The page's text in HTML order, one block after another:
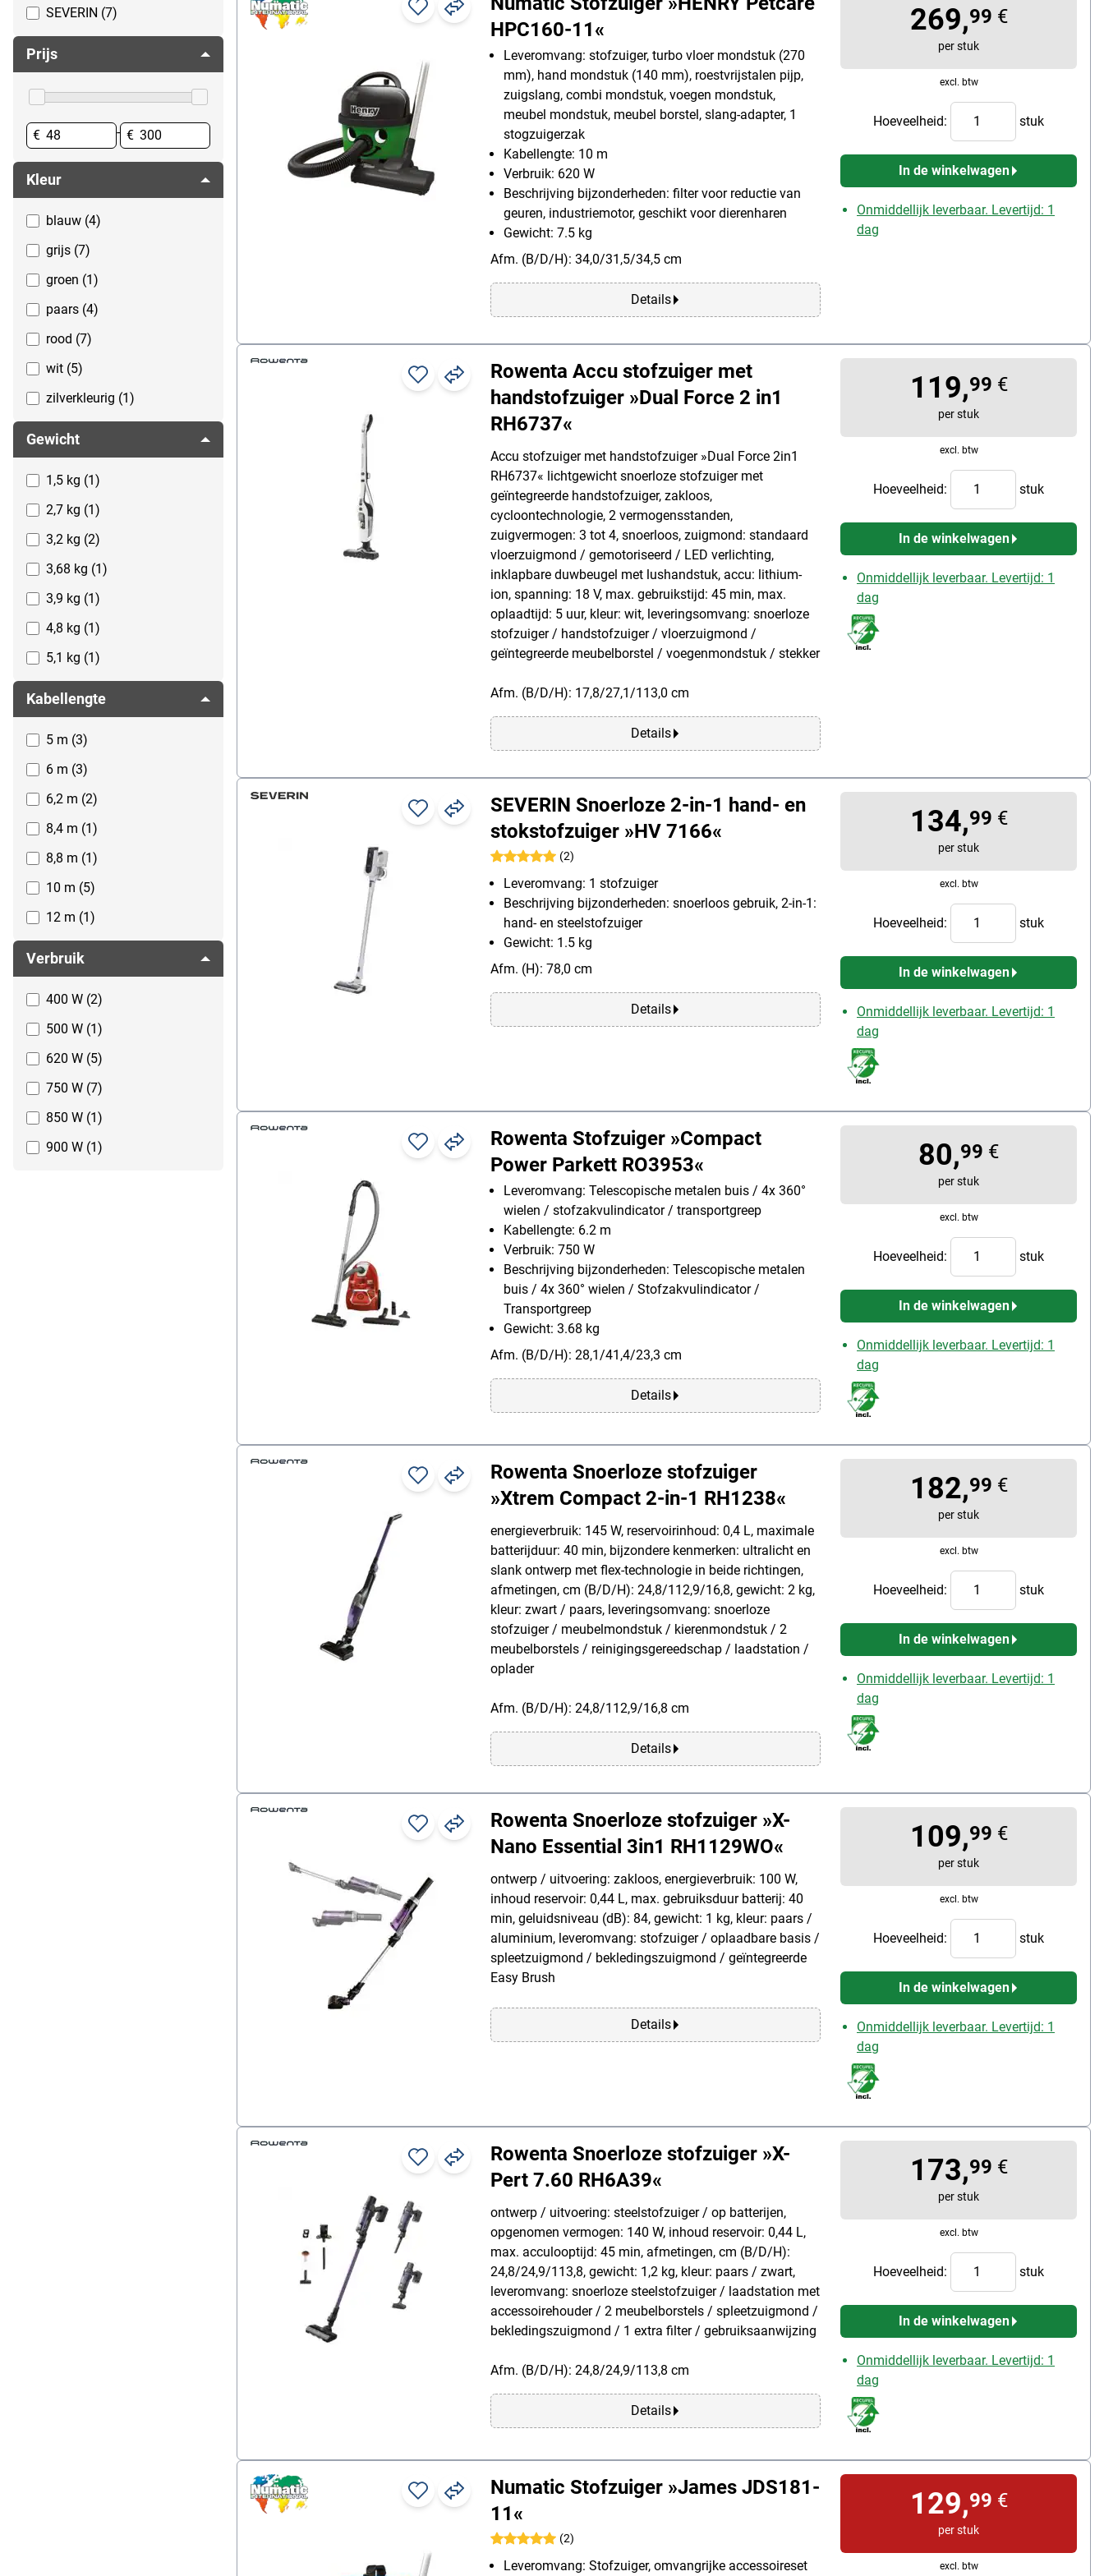
Schoonmaakmachines
Spatbescherming
Spoelen
Toiletpapier & verdelers
Zepen
SEVERIN (7)
Prijs
€ - €
Kleur
blauw (4)
grijs (7)
groen (1)
paars (4)
rood (7)
wit (5)
zilverkleurig (1)
Gewicht
1,5 kg (1)
2,7 kg (1)
3,2 kg (2)
3,68 kg (1)
3,9 kg (1)
4,8 kg (1)
5,1 kg (1)
5,89 kg (1)
7,14 kg (1)
7,5 kg (2)
7,6 kg (1)
7,7 kg (1)
8,5 kg (1)
Kabellengte
5 m (3)
6 m (3)
6,2 m (2)
8,4 m (1)
8,8 m (1)
10 m (5)
12 m (1)
Verbruik
400 W (2)
500 W (1)
620 W (5)
750 W (7)
850 W (1)
900 W (1)
HPC160-11«
Leveromvang: stofzuiger, turbo vloer mondstuk (270
mm), hand mondstuk (140 mm), roestvrijstalen pijp,
zuigslang, combi mondstuk, voegen mondstuk,
meubel mondstuk, meubel borstel, slang-adapter, 1
stogzuigerzak
Kabellengte: 10 m
Verbruik: 620 W
Beschrijving bijzonderheden: filter voor reductie van
geuren, industriemotor, geschikt voor dierenharen
Gewicht: 7.5 kg
Afm. (B/D/H): 34,0/31,5/34,5 cm
Details
269,99 €
per stuk
excl. btw
Hoeveelheid: stuk
In de winkelwagen
Onmiddellijk leverbaar. Levertijd: 1
dag
Rowenta Accu stofzuiger met
handstofzuiger »Dual Force 2 in1
RH6737«
Accu stofzuiger met handstofzuiger »Dual Force 2in1
RH6737« lichtgewicht snoerloze stofzuiger met
geïntegreerde handstofzuiger, zakloos,
cycloontechnologie, 2 vermogensstanden,
zuigvermogen: 3 tot 4, snoerloos, zuigmond: standaard
vloerzuigmond / gemotoriseerd / LED verlichting,
inklapbare duwbeugel met lushandstuk, accu: lithium-
ion, spanning: 18 V, max. gebruikstijd: 45 min, max.
oplaadtijd: 5 uur, kleur: wit, leveringsomvang: snoerloze
stofzuiger / handstofzuiger / vloerzuigmond /
geïntegreerde meubelborstel / voegenmondstuk / stekker
Afm. (B/D/H): 17,8/27,1/113,0 cm
Details
119,99 €
per stuk
excl. btw
Hoeveelheid: stuk
In de winkelwagen
Onmiddellijk leverbaar. Levertijd: 1
dag
SEVERIN Snoerloze 2-in-1 hand- en
stokstofzuiger »HV 7166«
(2)
Leveromvang: 1 stofzuiger
Beschrijving bijzonderheden: snoerloos gebruik, 2-in-1:
hand- en steelstofzuiger
Gewicht: 1.5 kg
Afm. (H): 78,0 cm
Details
134,99 €
per stuk
excl. btw
Hoeveelheid: stuk
In de winkelwagen
Onmiddellijk leverbaar. Levertijd: 1
dag
Rowenta Stofzuiger »Compact
Power Parkett RO3953«
Leveromvang: Telescopische metalen buis / 4x 360°
wielen / stofzakvulindicator / transportgreep
Kabellengte: 6.2 m
Verbruik: 750 W
Beschrijving bijzonderheden: Telescopische metalen
buis / 4x 360° wielen / Stofzakvulindicator /
Transportgreep
Gewicht: 3.68 kg
Afm. (B/D/H): 28,1/41,4/23,3 cm
Details
80,99 €
per stuk
excl. btw
Hoeveelheid: stuk
In de winkelwagen
Onmiddellijk leverbaar. Levertijd: 1
dag
Rowenta Snoerloze stofzuiger
»Xtrem Compact 2-in-1 RH1238«
energieverbruik: 145 W, reservoirinhoud: 0,4 L, maximale
batterijduur: 40 min, bijzondere kenmerken: ultralicht en
slank ontwerp met flex-technologie in beide richtingen,
afmetingen, cm (B/D/H): 24,8/112,9/16,8, gewicht: 2 kg,
kleur: zwart / paars, leveringsomvang: snoerloze
stofzuiger / meubelmondstuk / kierenmondstuk / 2
meubelborstels / reinigingsgereedschap / laadstation /
oplader
Afm. (B/D/H): 24,8/112,9/16,8 cm
Details
182,99 €
per stuk
excl. btw
Hoeveelheid: stuk
In de winkelwagen
Onmiddellijk leverbaar. Levertijd: 1
dag
Rowenta Snoerloze stofzuiger »X-
Nano Essential 3in1 RH1129WO«
ontwerp / uitvoering: zakloos, energieverbruik: 100 W,
inhoud reservoir: 0,44 L, max. gebruiksduur batterij: 40
min, geluidsniveau (dB): 84, gewicht: 1 kg, kleur: paars /
aluminium, leveromvang: stofzuiger / oplaadbare basis /
spleetzuigmond / bekledingszuigmond / geïntegreerde
Easy Brush
Details
109,99 €
per stuk
excl. btw
Hoeveelheid: stuk
In de winkelwagen
Onmiddellijk leverbaar. Levertijd: 1
dag
Rowenta Snoerloze stofzuiger »X-
Pert 7.60 RH6A39«
ontwerp / uitvoering: steelstofzuiger / op batterijen,
opgenomen vermogen: 140 W, inhoud reservoir: 0,44 L,
max. acculooptijd: 45 min, afmetingen, cm (B/D/H):
24,8/24,9/113,8, gewicht: 1,2 kg, kleur: paars / zwart,
leveromvang: snoerloze steelstofzuiger / laadstation met
accessoirehouder / 2 meubelborstels / spleetzuigmond /
bekledingszuigmond / 1 extra filter / gebruiksaanwijzing
Afm. (B/D/H): 24,8/24,9/113,8 cm
Details
173,99 €
per stuk
excl. btw
Hoeveelheid: stuk
In de winkelwagen
Onmiddellijk leverbaar. Levertijd: 1
dag
Numatic Stofzuiger »James JDS181-
11«
(2)
Leveromvang: Stofzuiger, omvangrijke accessoireset
129,99 €
per stuk
excl. btw